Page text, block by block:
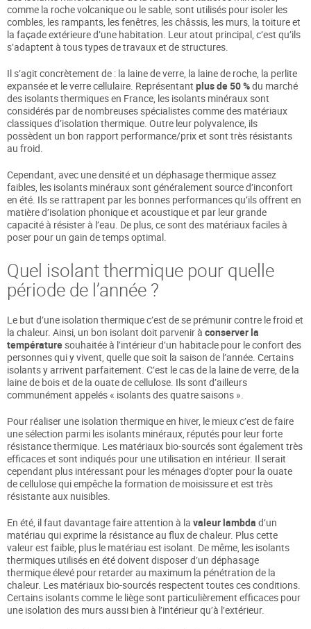
comme la roche volcanique ou le sable, sont utilisés pour isoler les
combles, les rampants, les fenêtres, les châssis, les murs, la toiture et
la façade extérieure d’une habitation. Leur atout principal, c’est qu’ils
s’adaptent à tous types de travaux et de structures.
Il s’agit concrètement de : la laine de verre, la laine de roche, la perlite
expansée et le verre cellulaire. Représentant plus de 50 %du marché
des isolants thermiques en France, les isolants minéraux sont
considérés par de nombreuses spécialistes comme des matériaux
classiques d’isolation thermique. Outre leur polyvalence, ils
possèdent un bon rapport performance/prix et sont très résistants
au froid.
Cependant, avec une densité et un déphasage thermique assez
faibles, les isolants minéraux sont généralement source d’inconfort
en été. Ils se rattrapent par les bonnes performances qu’ils offrent en
matière d’isolation phonique et acoustique et par leur grande
capacité à résister à l’eau. De plus, ce sont des matériaux faciles à
poser pour un gain de temps optimal.
Quel isolant thermique pour quelle
période de l’année ?
Le but d’une isolation thermique c’est de se prémunir contre le froid et
la chaleur. Ainsi, un bon isolant doit parvenir à conserver la
températuresouhaitée à l’intérieur d’un habitacle pour le confort des
personnes qui y vivent, quelle que soit la saison de l’année. Certains
isolants y arrivent parfaitement. C’est le cas de la laine de verre, de la
laine de bois et de la ouate de cellulose. Ils sont d’ailleurs
communément appelés « isolants des quatre saisons ».
Pour réaliser une isolation thermique en hiver, le mieux c’est de faire
une sélection parmi les isolants minéraux, réputés pour leur forte
résistance thermique. Les matériaux bio-sourcés sont également très
efficaces et sont indiqués pour une utilisation en intérieur. Il serait
cependant plus intéressant pour les ménages d’opter pour la ouate
de cellulose qui empêche la formation de moisissure et est très
résistante aux nuisibles.
En été, il faut davantage faire attention à la valeur lambda d’un
matériau qui exprime la résistance au flux de chaleur. Plus cette
valeur est faible, plus le matériau est isolant. De même, les isolants
thermiques utilisés en été doivent disposer d’un déphasage
thermique élevé pour retarder au maximum la pénétration de la
chaleur. Les matériaux bio-sourcés respectent toutes ces conditions.
Certains isolants comme le liège sont particulièrement efficaces pour
une isolation des murs aussi bien à l’intérieur qu’à l’extérieur.